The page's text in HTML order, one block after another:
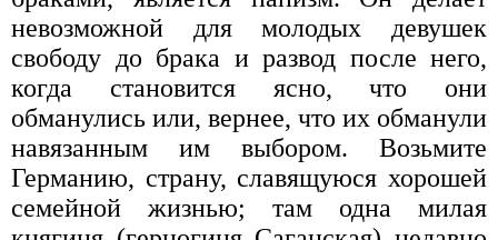
невозможной для молодых девушек
свободу до брака и развод после него,
когда становится ясно, что они
обманулись или, вернее, что их обманули
навязанным им выбором. Возьмите
Германию, страну, славящуюся хорошей
семейной жизнью; там одна милая